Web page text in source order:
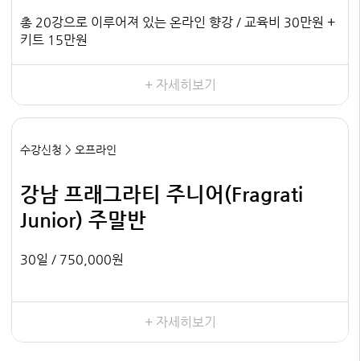
총 20강으로 이루어져 있는 온라인 향강 / 교육비 30만원 +
키트 15만원
+ 자세히보기
수강신청 > 오프라인
강남 프래그라티 주니어(Fragrati
Junior) 주말반
30일 / 750,000원
+ 자세히보기